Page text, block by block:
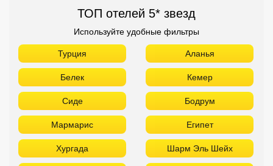
ТОП отелей 5* звезд
Используйте удобные фильтры
Турция Аланья
Белек Кемер
Сиде Бодрум
Мармарис Египет
Хургада Шарм Эль Шейх